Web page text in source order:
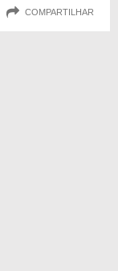
COMPARTILHAR